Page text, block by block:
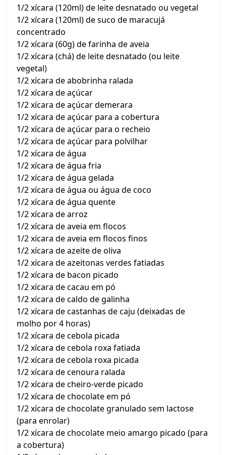
1/2 xícara (120ml) de leite desnatado ou vegetal
1/2 xícara (120ml) de suco de maracujá
concentrado
1/2 xícara (60g) de farinha de aveia
1/2 xícara (chá) de leite desnatado (ou leite
vegetal)
1/2 xícara de abobrinha ralada
1/2 xícara de açúcar
1/2 xícara de açúcar demerara
1/2 xícara de açúcar para a cobertura
1/2 xícara de açúcar para o recheio
1/2 xícara de açúcar para polvilhar
1/2 xícara de água
1/2 xícara de água fria
1/2 xícara de água gelada
1/2 xícara de água ou água de coco
1/2 xícara de água quente
1/2 xícara de arroz
1/2 xícara de aveia em flocos
1/2 xícara de aveia em flocos finos
1/2 xícara de azeite de oliva
1/2 xícara de azeitonas verdes fatiadas
1/2 xícara de bacon picado
1/2 xícara de cacau em pó
1/2 xícara de caldo de galinha
1/2 xícara de castanhas de caju (deixadas de
molho por 4 horas)
1/2 xícara de cebola picada
1/2 xícara de cebola roxa fatiada
1/2 xícara de cebola roxa picada
1/2 xícara de cenoura ralada
1/2 xícara de cheiro-verde picado
1/2 xícara de chocolate em pó
1/2 xícara de chocolate granulado sem lactose
(para enrolar)
1/2 xícara de chocolate meio amargo picado (para
a cobertura)